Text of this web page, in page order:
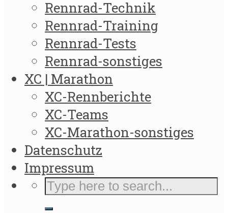
Rennrad-Technik
Rennrad-Training
Rennrad-Tests
Rennrad-sonstiges
XC | Marathon
XC-Rennberichte
XC-Teams
XC-Marathon-sonstiges
Datenschutz
Impressum